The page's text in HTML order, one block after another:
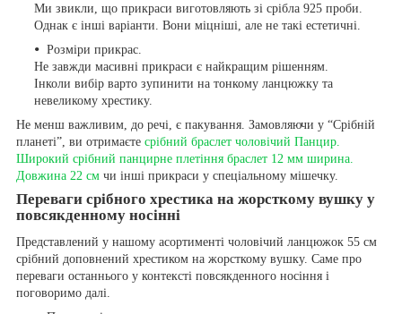
Ми звикли, що прикраси виготовляють зі срібла 925 проби.
Однак є інші варіанти. Вони міцніші, але не такі естетичні.
Розміри прикрас.
Не завжди масивні прикраси є найкращим рішенням.
Інколи вибір варто зупинити на тонкому ланцюжку та
невеликому хрестику.
Не менш важливим, до речі, є пакування. Замовляючи у “Срібній
планеті”, ви отримаєте срібний браслет чоловічий Панцир.
Широкий срібний панцирне плетіння браслет 12 мм ширина.
Довжина 22 см чи інші прикраси у спеціальному мішечку.
Переваги срібного хрестика на жорсткому вушку у
повсякденному носінні
Представлений у нашому асортименті чоловічий ланцюжок 55 см
срібний доповнений хрестиком на жорсткому вушку. Саме про
переваги останнього у контексті повсякденного носіння і
поговоримо далі.